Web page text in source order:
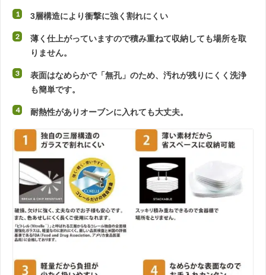
3層構造により衝撃に強く割れにくい
薄く仕上がっていますので積み重ねて収納しても場所を取
りません。
表面はなめらかで「無孔」のため、汚れが残りにくく洗浄
も簡単です。
耐熱性がありオーブンに入れても大丈夫。